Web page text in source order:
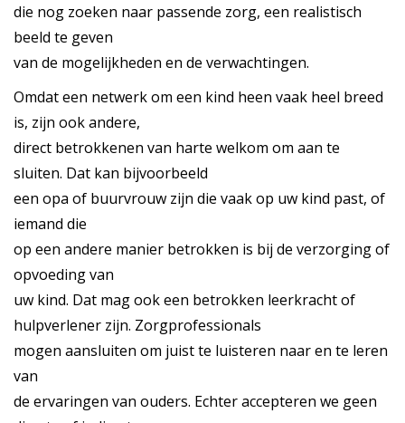
die nog zoeken naar passende zorg, een realistisch
beeld te geven
van de mogelijkheden en de verwachtingen.
Omdat een netwerk om een kind heen vaak heel breed
is, zijn ook andere,
direct betrokkenen van harte welkom om aan te
sluiten. Dat kan bijvoorbeeld
een opa of buurvrouw zijn die vaak op uw kind past, of
iemand die
op een andere manier betrokken is bij de verzorging of
opvoeding van
uw kind. Dat mag ook een betrokken leerkracht of
hulpverlener zijn. Zorgprofessionals
mogen aansluiten om juist te luisteren naar en te leren
van
de ervaringen van ouders. Echter accepteren we geen